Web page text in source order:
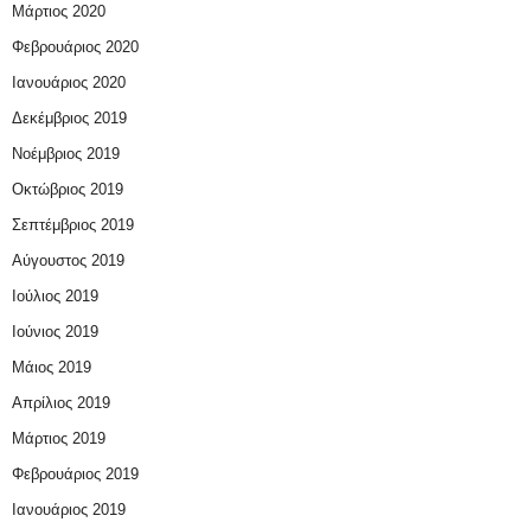
Μάρτιος 2020
Φεβρουάριος 2020
Ιανουάριος 2020
Δεκέμβριος 2019
Νοέμβριος 2019
Οκτώβριος 2019
Σεπτέμβριος 2019
Αύγουστος 2019
Ιούλιος 2019
Ιούνιος 2019
Μάιος 2019
Απρίλιος 2019
Μάρτιος 2019
Φεβρουάριος 2019
Ιανουάριος 2019